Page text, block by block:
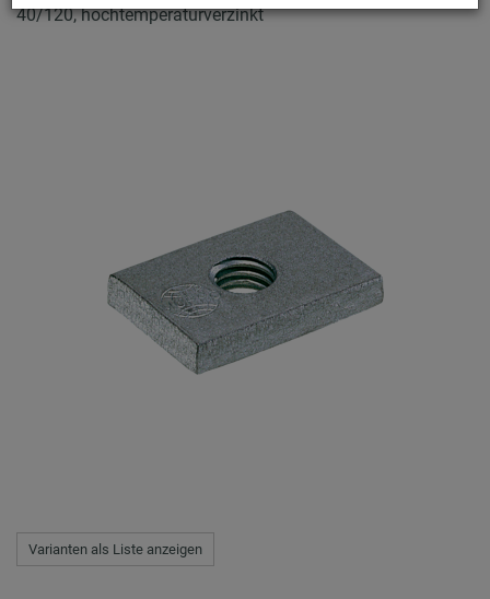
40/120, hochtemperaturverzinkt
Varianten als Liste anzeigen